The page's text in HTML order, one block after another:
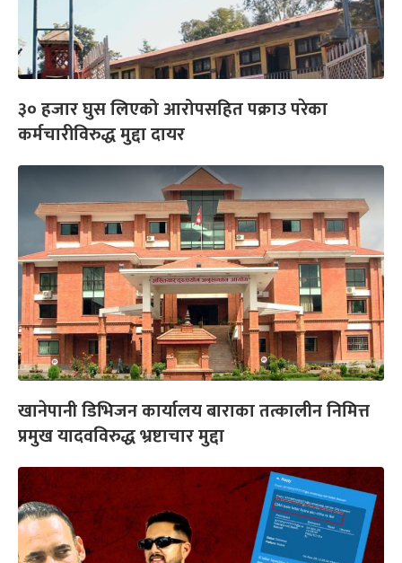
३० हजार घुस लिएको आरोपसहित पक्राउ परेका
कर्मचारीविरुद्ध मुद्दा दायर
खानेपानी डिभिजन कार्यालय बाराका तत्कालीन निमित्त
प्रमुख यादवविरुद्ध भ्रष्टाचार मुद्दा